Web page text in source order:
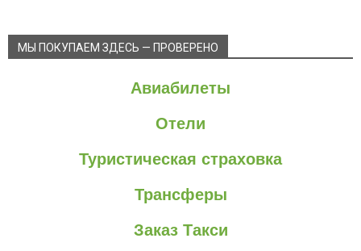
МЫ ПОКУПАЕМ ЗДЕСЬ — ПРОВЕРЕНО
Авиабилеты
Отели
Туристическая страховка
Трансферы
Заказ Такси